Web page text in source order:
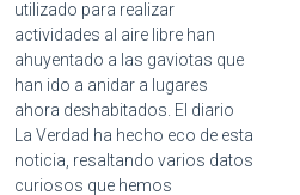
utilizado para realizar
actividades al aire libre han
ahuyentado a las gaviotas que
han ido a anidar a lugares
ahora deshabitados. El diario
La Verdad ha hecho eco de esta
noticia, resaltando varios datos
curiosos que hemos